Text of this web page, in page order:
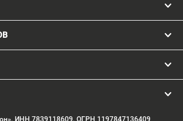
ИНН 7839118609, ОГРН 1197847136409